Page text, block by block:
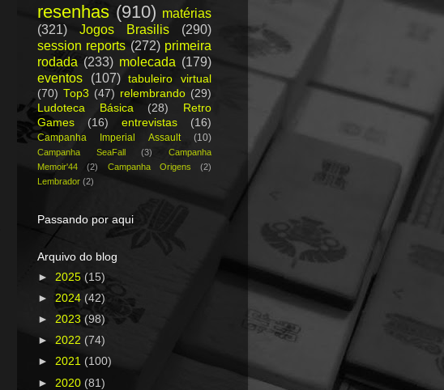
resenhas (910) matérias
(321)
Jogos Brasilis
(290)
session reports (272) primeira
rodada (233) molecada (179)
eventos
(107)
tabuleiro virtual
(70) Top3 (47) relembrando (29)
Ludoteca Básica
(28)
Retro
Games
(16) entrevistas (16)
Campanha Imperial Assault (10)
Campanha SeaFall (3)
Campanha
Memoir'44
(2) Campanha Origens
(2)
Lembrador (2)
Passando por aqui
Arquivo do blog
► 2025 (15)
► 2024 (42)
► 2023 (98)
► 2022 (74)
► 2021 (100)
► 2020 (81)